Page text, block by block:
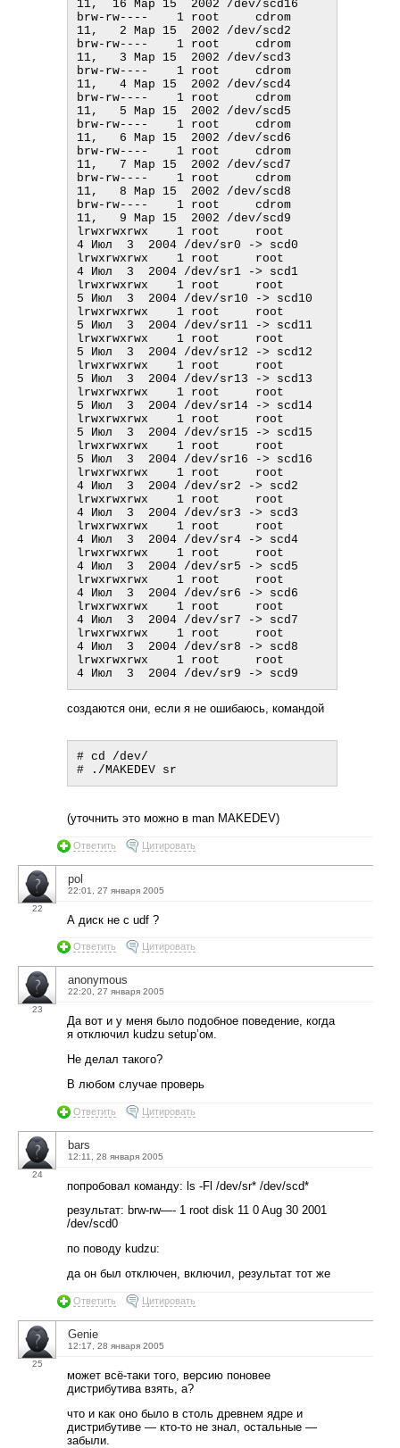
11,  16 Мар 15  2002 /dev/scd16
brw-rw----    1 root     cdrom
11,   2 Мар 15  2002 /dev/scd2
brw-rw----    1 root     cdrom
11,   3 Мар 15  2002 /dev/scd3
brw-rw----    1 root     cdrom
11,   4 Мар 15  2002 /dev/scd4
brw-rw----    1 root     cdrom
11,   5 Мар 15  2002 /dev/scd5
brw-rw----    1 root     cdrom
11,   6 Мар 15  2002 /dev/scd6
brw-rw----    1 root     cdrom
11,   7 Мар 15  2002 /dev/scd7
brw-rw----    1 root     cdrom
11,   8 Мар 15  2002 /dev/scd8
brw-rw----    1 root     cdrom
11,   9 Мар 15  2002 /dev/scd9
lrwxrwxrwx    1 root     root
4 Июл  3  2004 /dev/sr0 -> scd0
lrwxrwxrwx    1 root     root
4 Июл  3  2004 /dev/sr1 -> scd1
lrwxrwxrwx    1 root     root
5 Июл  3  2004 /dev/sr10 -> scd10
lrwxrwxrwx    1 root     root
5 Июл  3  2004 /dev/sr11 -> scd11
lrwxrwxrwx    1 root     root
5 Июл  3  2004 /dev/sr12 -> scd12
lrwxrwxrwx    1 root     root
5 Июл  3  2004 /dev/sr13 -> scd13
lrwxrwxrwx    1 root     root
5 Июл  3  2004 /dev/sr14 -> scd14
lrwxrwxrwx    1 root     root
5 Июл  3  2004 /dev/sr15 -> scd15
lrwxrwxrwx    1 root     root
5 Июл  3  2004 /dev/sr16 -> scd16
lrwxrwxrwx    1 root     root
4 Июл  3  2004 /dev/sr2 -> scd2
lrwxrwxrwx    1 root     root
4 Июл  3  2004 /dev/sr3 -> scd3
lrwxrwxrwx    1 root     root
4 Июл  3  2004 /dev/sr4 -> scd4
lrwxrwxrwx    1 root     root
4 Июл  3  2004 /dev/sr5 -> scd5
lrwxrwxrwx    1 root     root
4 Июл  3  2004 /dev/sr6 -> scd6
lrwxrwxrwx    1 root     root
4 Июл  3  2004 /dev/sr7 -> scd7
lrwxrwxrwx    1 root     root
4 Июл  3  2004 /dev/sr8 -> scd8
lrwxrwxrwx    1 root     root
создаются они, если я не ошибаюсь, командой
# cd /dev/
(уточнить это можно в man MAKEDEV)
Ответить Цитировать
22
pol
22:01, 27 января 2005
А диск не с udf ?
Ответить Цитировать
23
anonymous
22:20, 27 января 2005
Да вот и у меня было подобное поведение, когда
я отключил kudzu setup’ом.
Не делал такого?
В любом случае проверь
Ответить Цитировать
24
bars
12:11, 28 января 2005
попробовал команду: ls -Fl /dev/sr* /dev/scd*
результат: brw-rw—- 1 root disk 11 0 Aug 30 2001
/dev/scd0
по поводу kudzu:
да он был отключен, включил, результат тот же
Ответить Цитировать
25
Genie
12:17, 28 января 2005
может всё-таки того, версию поновее
дистрибутива взять, а?
что и как оно было в столь древнем ядре и
дистрибутиве — кто-то не знал, остальные —
забыли.